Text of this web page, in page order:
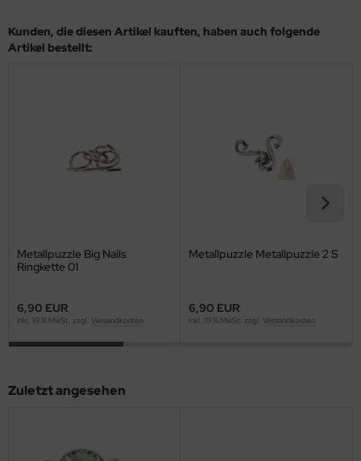
Kunden, die diesen Artikel kauften, haben auch folgende
Artikel bestellt:
Metallpuzzle Big Nails
Ringkette 01
6,90 EUR
inkl. 19 % MwSt. zzgl. Versandkosten
Metallpuzzle Metallpuzzle 2 S
6,90 EUR
inkl. 19 % MwSt. zzgl. Versandkosten
Zuletzt angesehen